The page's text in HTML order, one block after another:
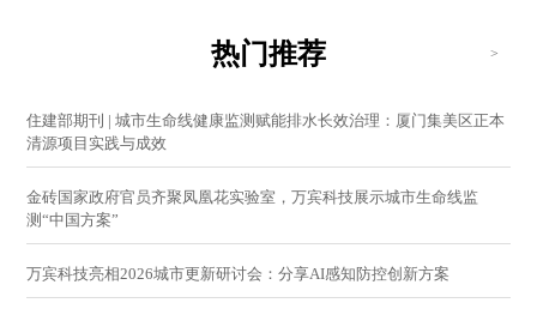
热门推荐 >
住建部期刊 | 城市生命线健康监测赋能排水长效治理：厦门集美区正本
清源项目实践与成效
金砖国家政府官员齐聚凤凰花实验室，万宾科技展示城市生命线监
测“中国方案”
万宾科技亮相2026城市更新研讨会：分享AI感知防控创新方案